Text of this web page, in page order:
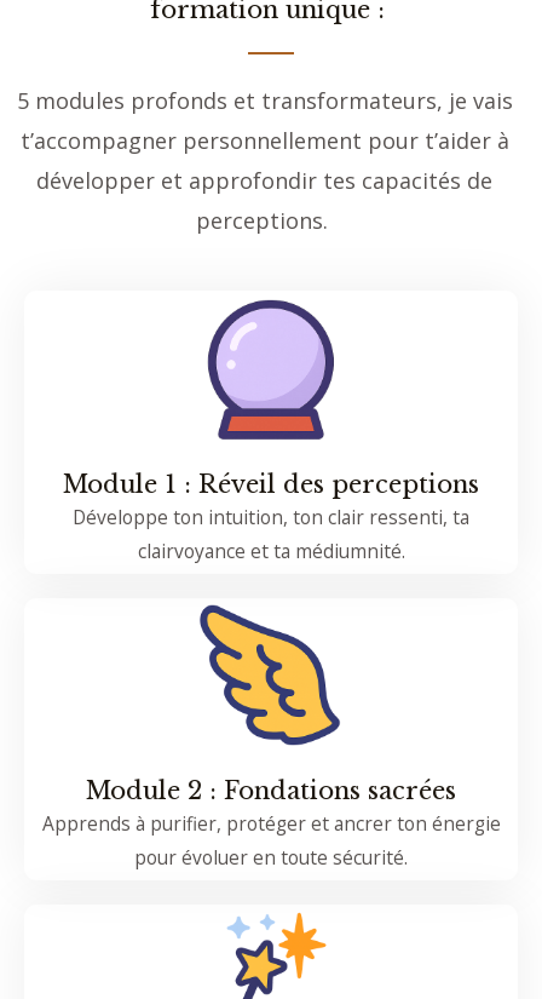
formation unique :
5 modules profonds et transformateurs, je vais
t’accompagner personnellement pour t’aider à
développer et approfondir tes capacités de
perceptions.
Module 1 : Réveil des perceptions
Développe ton intuition, ton clair ressenti, ta
clairvoyance et ta médiumnité.
Module 2 : Fondations sacrées
Apprends à purifier, protéger et ancrer ton énergie
pour évoluer en toute sécurité.